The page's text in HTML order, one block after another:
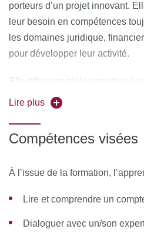
porteurs d’un projet innovant.
leur besoin en compétences
les domaines juridique,
pour développer leur activité.
Elle offre une triple expertise
communication, encadrement)
pratiques indispensables à la
Lire plus
Compétences visées
À l’issue de la formation,
Lire et comprendre un
Dialoguer avec un/son